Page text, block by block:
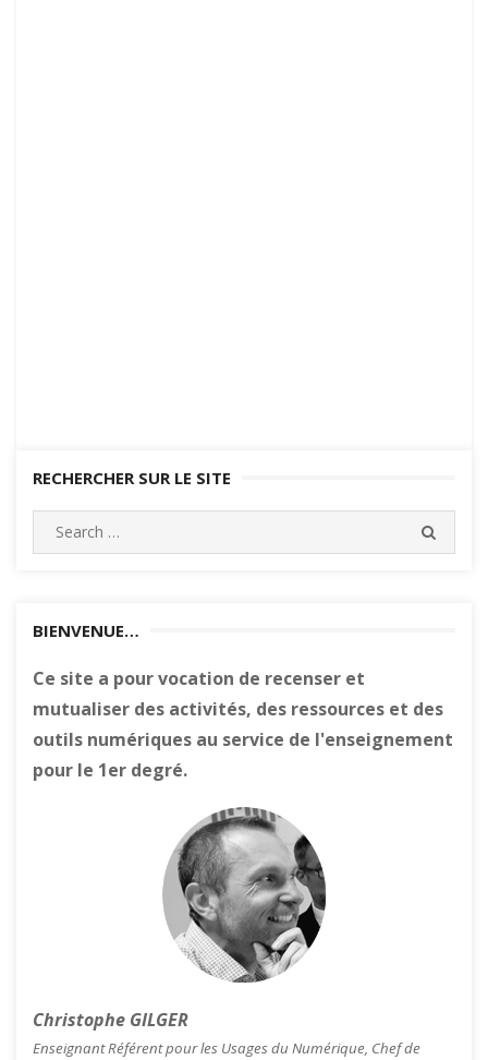
RECHERCHER SUR LE SITE
Search
for:
BIENVENUE…
Ce site a pour vocation de recenser et
mutualiser des activités, des ressources et des
outils numériques au service de l'enseignement
pour le 1er degré.
Christophe GILGER
Enseignant Référent pour les Usages du Numérique, Chef de